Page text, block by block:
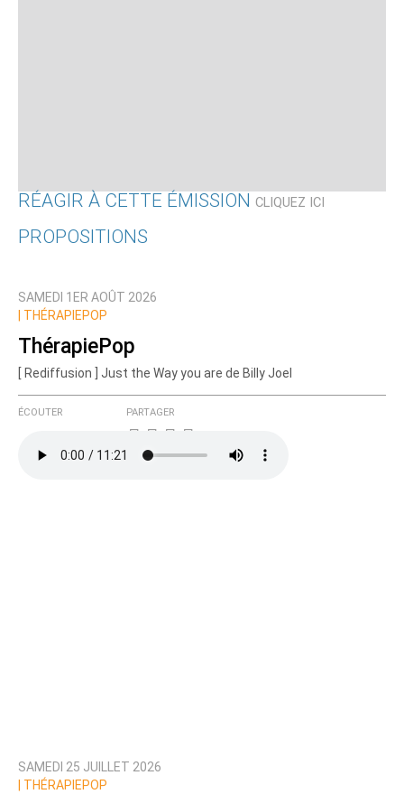
RÉAGIR À CETTE ÉMISSION CLIQUEZ ICI
Nom
Courriel (non publié)
Ajoutez votre commentaire ici
Prévenez-moi de tous les nouveaux commentaires
PROPOSITIONS
SAMEDI 1ER AOÛT 2026
THÉRAPIEPOP
ThérapiePop
[ Rediffusion ] Just the Way you are de Billy Joel
ÉCOUTER PARTAGER
SAMEDI 25 JUILLET 2026
THÉRAPIEPOP